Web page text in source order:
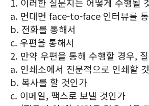
a. 면대면 face-to-face 인터뷰를
b. 전화를 통해서
c. 우편을 통해서
2. 만약 우편을 통해 수행할 경우,
a. 인쇄소에서 전문적으로 인쇄할
b. 복사를 할 것인가
c. 이메일, 팩스로 보낼 것인가